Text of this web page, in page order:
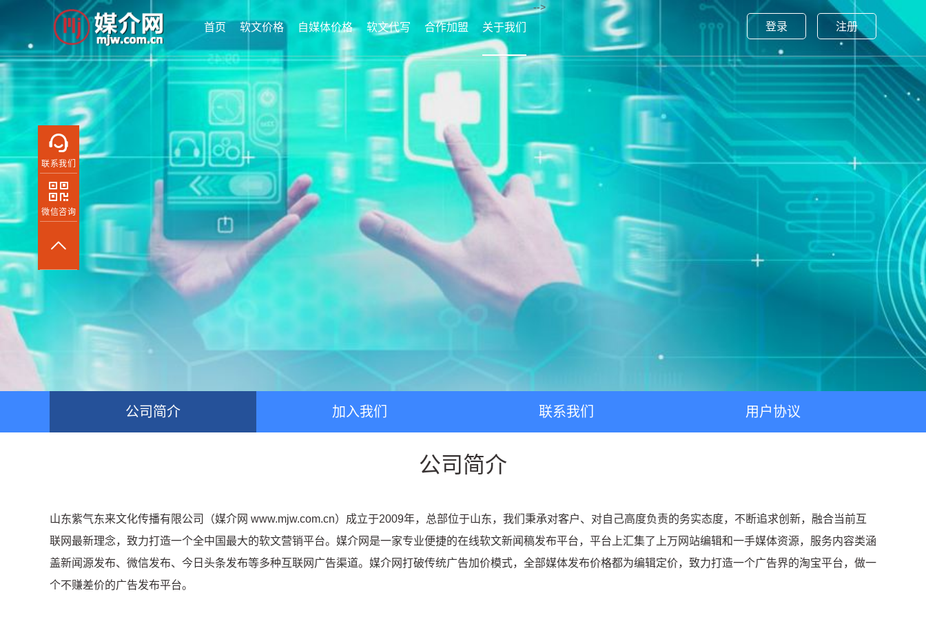
联系我们
微信咨询
首页 软文价格 自媒体价格 软文代写 合作加盟
-->
关于我们 登录 注册
公司简介 加入我们 联系我们 用户协议
公司简介
山东紫气东来文化传播有限公司（媒介网 www.mjw.com.cn）成立于2009年，总部位于山东，我们秉承对客户、对自己高度负责的务实态度，不断追求创新，融合当前互
联网最新理念，致力打造一个全中国最大的软文营销平台。媒介网是一家专业便捷的在线软文新闻稿发布平台，平台上汇集了上万网站编辑和一手媒体资源，服务内容类涵
盖新闻源发布、微信发布、今日头条发布等多种互联网广告渠道。媒介网打破传统广告加价模式，全部媒体发布价格都为编辑定价，致力打造一个广告界的淘宝平台，做一
个不赚差价的广告发布平台。